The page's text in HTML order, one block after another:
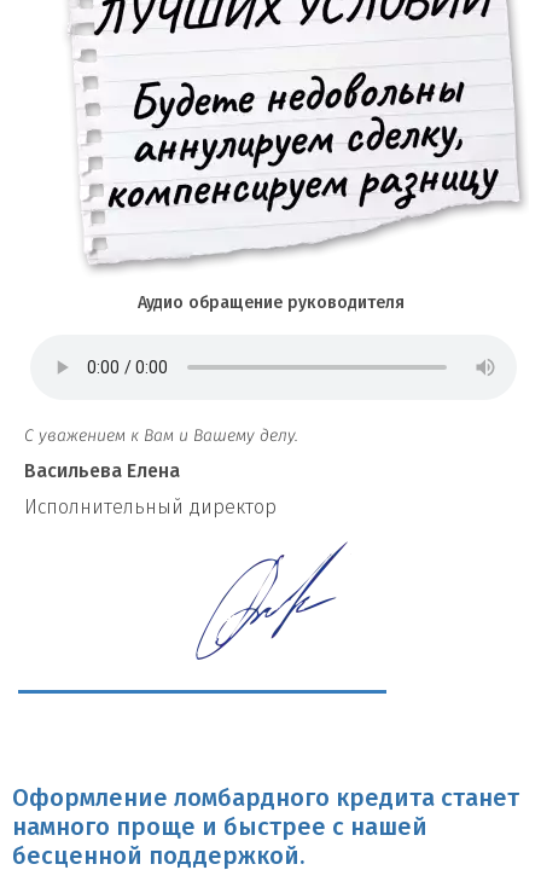
Аудио обращение руководителя
С уважением к Вам и Вашему делу.
Васильева Елена
И сполнительный директор
Оформление ломбардного кредита станет
намного проще и быстрее с нашей
бесценной поддержкой.